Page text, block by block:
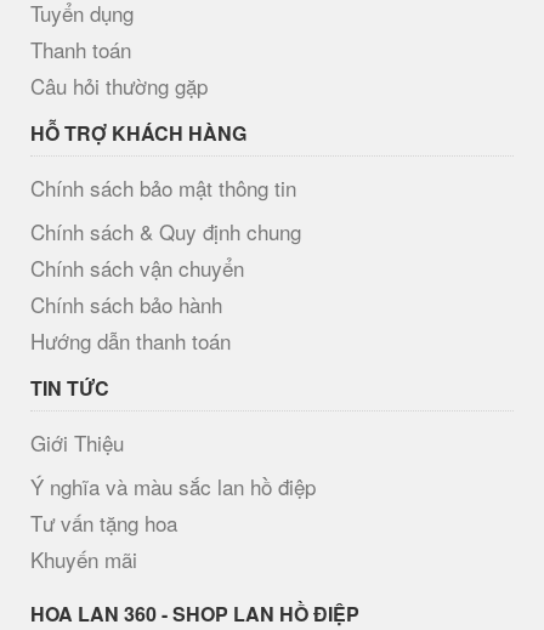
Tuyển dụng
Thanh toán
Câu hỏi thường gặp
HỖ TRỢ KHÁCH HÀNG
Chính sách bảo mật thông tin
Chính sách & Quy định chung
Chính sách vận chuyển
Chính sách bảo hành
Hướng dẫn thanh toán
TIN TỨC
Giới Thiệu
Ý nghĩa và màu sắc lan hồ điệp
Tư vấn tặng hoa
Khuyến mãi
H​OA LAN 360 - SHOP LAN HỒ ĐIỆP